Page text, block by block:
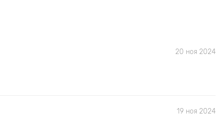
20 ноя 2024
19 ноя 2024